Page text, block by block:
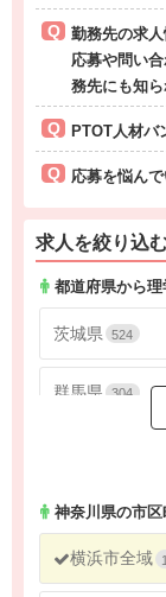
勤務先の求
応募や問い
務先にも知
PTOT人材バ
応募を悩ん
求人を絞り込
都道府県から
茨城県 524
群馬県 304
神奈川県
神奈川県の市区
横浜市全域